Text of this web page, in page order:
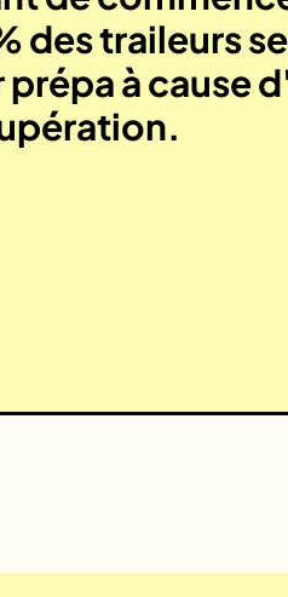
des traileurs
prépa à cause